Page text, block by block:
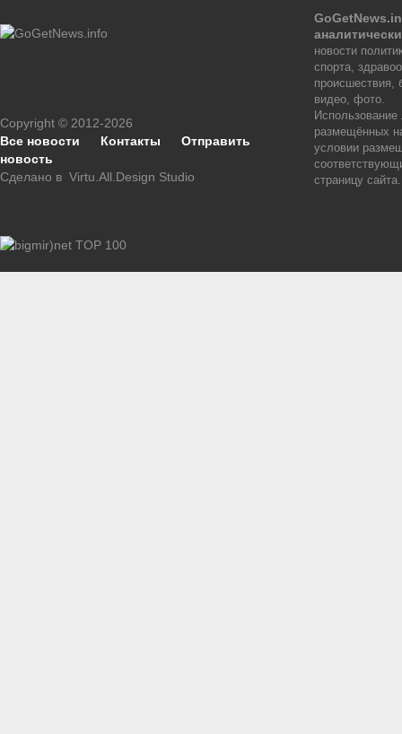
Copyright © 2012-2026
Все новости
Контакты
Отправить
новость
Сделано в Virtu.All.Design Studio
новости
спорта,
происшествия,
видео, фото.
размещённых
условии
страницу сайта.